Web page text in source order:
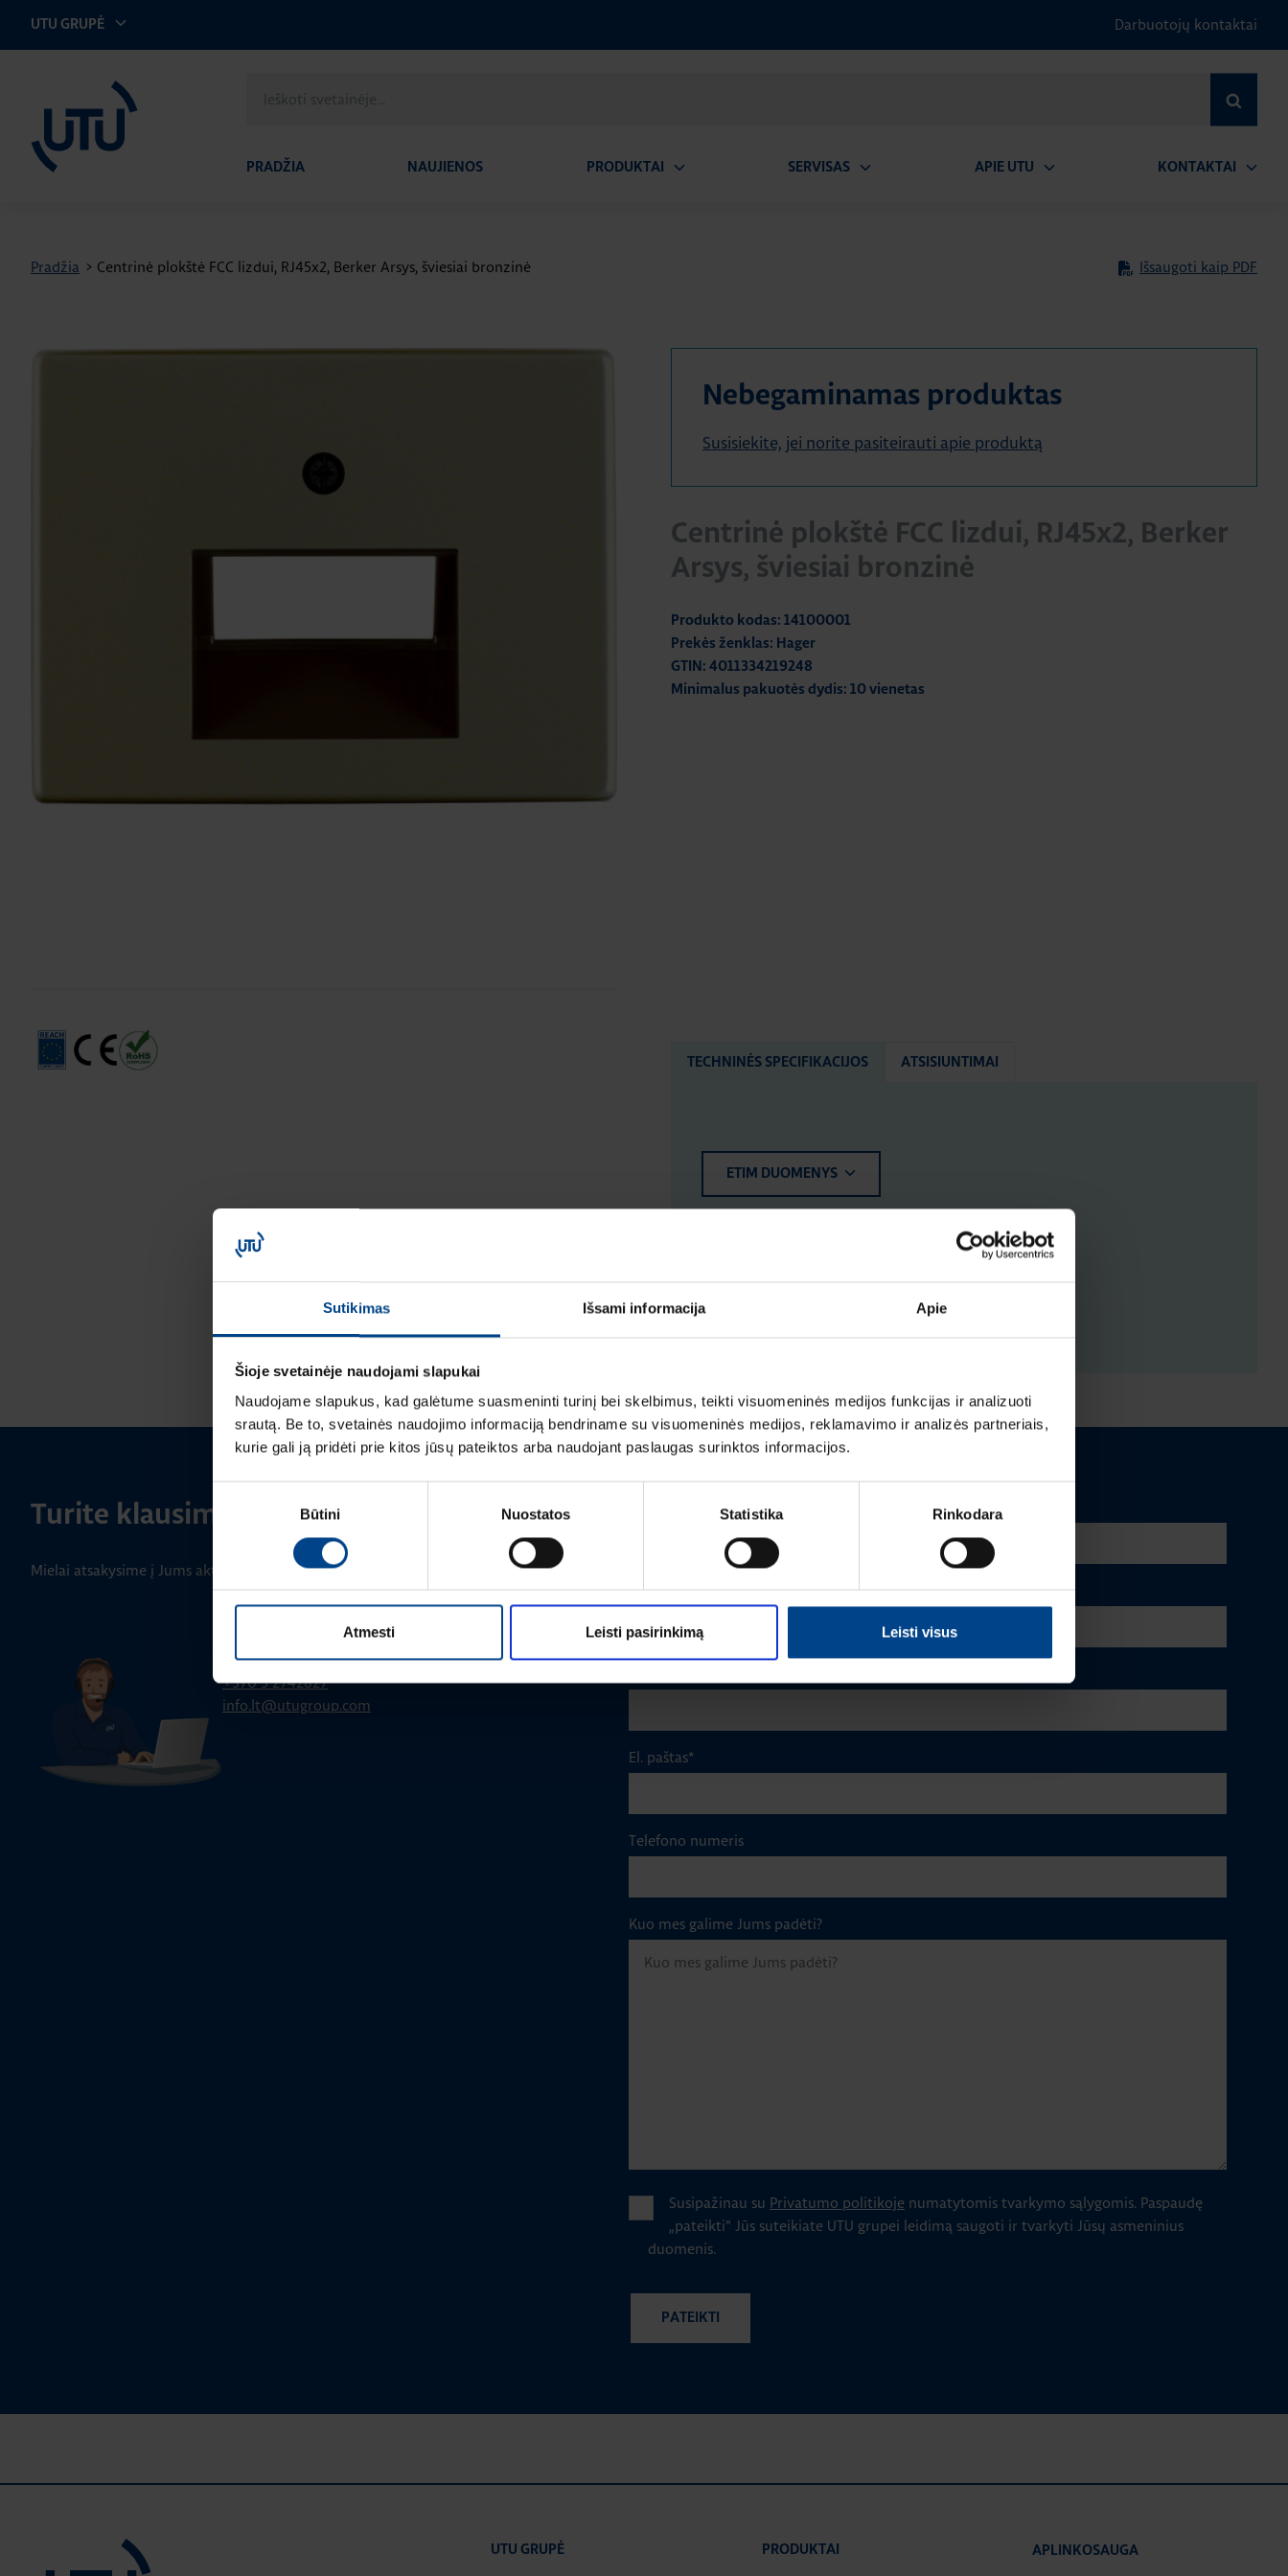
Sutikimas Išsami informacija Apie
Šioje svetainėje naudojami slapukai
Naudojame slapukus, kad galėtume suasmeninti turinį bei skelbimus, teikti visuomeninės medijos funkcijas ir analizuoti
srautą. Be to, svetainės naudojimo informaciją bendriname su visuomeninės medijos, reklamavimo ir analizės partneriais,
kurie gali ją pridėti prie kitos jūsų pateiktos arba naudojant paslaugas surinktos informacijos.
pasirinkimas
Būtini Nuostatos Statistika Rinkodara
Atmesti Leisti pasirinkimą Leisti visus
UTU GRUPĖ Darbuotojų kontaktai
svetainėje
PRADŽIA NAUJIENOS PRODUKTAI SERVISAS APIE UTU KONTAKTAI
Pradžia > Centrinė plokštė FCC lizdui, RJ45x2, Berker Arsys, šviesiai bronzinė Išsaugoti kaip PDF
Nebegaminamas produktas
Susisiekite, jei norite pasiteirauti apie produktą
Centrinė plokštė FCC lizdui, RJ45x2, Berker
Arsys, šviesiai bronzinė
Produkto kodas: 14100001
Prekės ženklas: Hager
GTIN: 4011334219248
Minimalus pakuotės dydis: 10 vienetas
TECHNINĖS SPECIFIKACIJOS ATSISIUNTIMAI
ETIM DUOMENYS
Turite klausimų? Susisiekite
Mielai atsakysime į Jums aktualius klausimus.
+370 5 2742827
info.lt@utugroup.com
Pavardė*
El. paštas*
Telefono numeris
Kuo mes galime Jums padėti?
Susipažinau su Privatumo politikoje numatytomis tvarkymo sąlygomis. Paspaudę
„pateikti" Jūs suteikiate UTU grupei leidimą saugoti ir tvarkyti Jūsų asmeninius
duomenis.
UTU GRUPĖ PRODUKTAI APLINKOSAUGA